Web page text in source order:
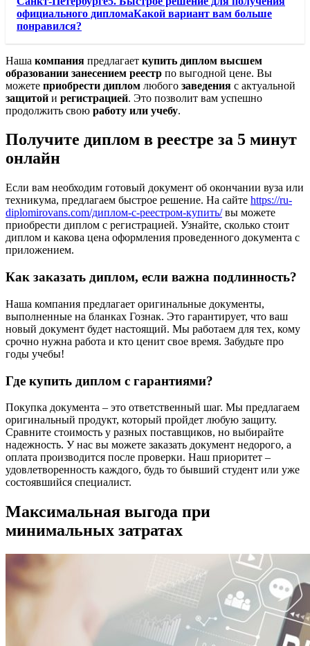
официального дипломаКакой вариант вам больше
понравился?
Наша компания предлагает купить диплом высшем
образовании занесением реестр по выгодной цене. Вы
можете приобрести диплом любого заведения с актуальной
защитой и регистрацией. Это позволит вам успешно
продолжить свою работу или учебу.
Получите диплом в реестре за 5 минут
онлайн
Если вам необходим готовый документ об окончании вуза или
техникума, предлагаем быстрое решение. На сайте https://ru-
diplomirovans.com/диплом-с-реестром-купить/вы можете
приобрести диплом с регистрацией. Узнайте, сколько стоит
диплом и какова цена оформления проведенного документа с
приложением.
Как заказать диплом, если важна подлинность?
Наша компания предлагает оригинальные документы,
выполненные на бланках Гознак. Это гарантирует, что ваш
новый документ будет настоящий. Мы работаем для тех, кому
срочно нужна работа и кто ценит свое время. Забудьте про
годы учебы!
Где купить диплом с гарантиями?
Покупка документа – это ответственный шаг. Мы предлагаем
оригинальный продукт, который пройдет любую защиту.
Сравните стоимость у разных поставщиков, но выбирайте
надежность. У нас вы можете заказать документ недорого, а
оплата производится после проверки. Наш приоритет –
удовлетворенность каждого, будь то бывший студент или уже
состоявшийся специалист.
Максимальная выгода при
минимальных затратах